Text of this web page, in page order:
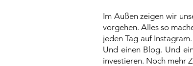
Im Außen zeigen wir
vorgehen. Alles so
jeden Tag auf
Und einen Blog. Und
investieren. Noch mehr